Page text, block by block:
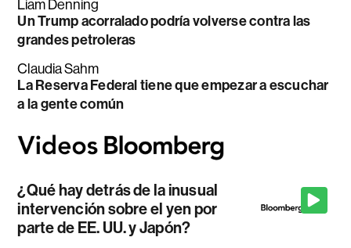
Liam Denning
Un Trump acorralado podría volverse contra las
grandes petroleras
Claudia Sahm
La Reserva Federal tiene que empezar a escuchar
a la gente común
¿Qué hay detrás de la inusual
intervención sobre el yen por
parte de EE. UU. y Japón?